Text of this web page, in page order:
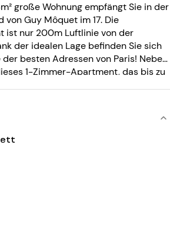
große Wohnung empfängt Sie in der
Guy Môquet im 17. Die
ist nur 200m Luftlinie von der
der idealen Lage befinden Sie sich
besten Adressen von Paris! Neben
1-Zimmer-Apartment, das bis zu